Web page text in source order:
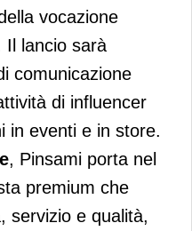
vocazione
Il lancio sarà
comunicazione
di influencer
in eventi e in store.
, Pinsami porta nel
premium che
servizio e qualità,